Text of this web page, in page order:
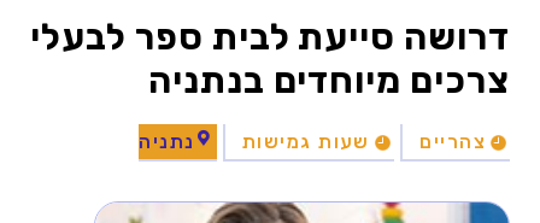
דרושה סייעת לבית ספר לבעלי
צרכים מיוחדים בנתניה
צהריים שעות גמישות נתניה